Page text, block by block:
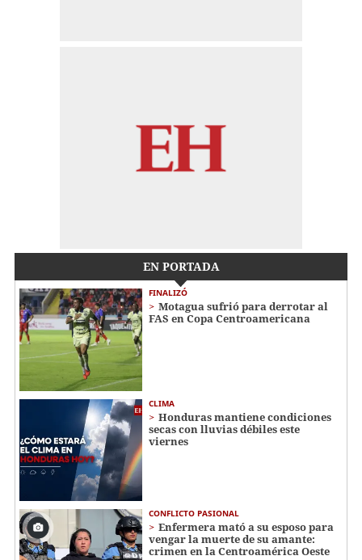
EN PORTADA
FINALIZÓ
Motagua sufrió para derrotar al
FAS en Copa Centroamericana
CLIMA
Honduras mantiene condiciones
secas con lluvias débiles este
viernes
CONFLICTO PASIONAL
Enfermera mató a su esposo para
vengar la muerte de su amante:
crimen en la Centroamérica Oeste